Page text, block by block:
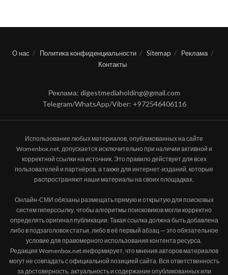
О нас Политика конфиденциальности Sitemap
Реклама
Контакты
Реклама: digestmediaholding@gmail.com
Telegram/WhatsApp/Viber: +972546406116
Использование любых материалов, опубликованных на сайте
Womenbox.net, допускается исключительно при наличии активной и
корректной ссылки на источник. Это правило действует для всех
пользователей и партнёров, а также для интернет-изданий, которые
распространяют наши материалы на своих площадках.
Онлайн-СМИ обязаны размещать прямую и открытую для поисковых
систем гиперссылку, чтобы алгоритмы поисковиков могли корректно
определять оригинал публикации. Такая ссылка должна быть добавлена
либо в подзаголовок статьи, либо в её первый абзац — это обязательное
условие для правомерного использования контента ресурса.
Редакция Womenbox.net информирует, что мнения авторов материалов
могут не совпадать с официальной позицией сайта. Вся ответственность
за достоверность, актуальность и содержание опубликованных или